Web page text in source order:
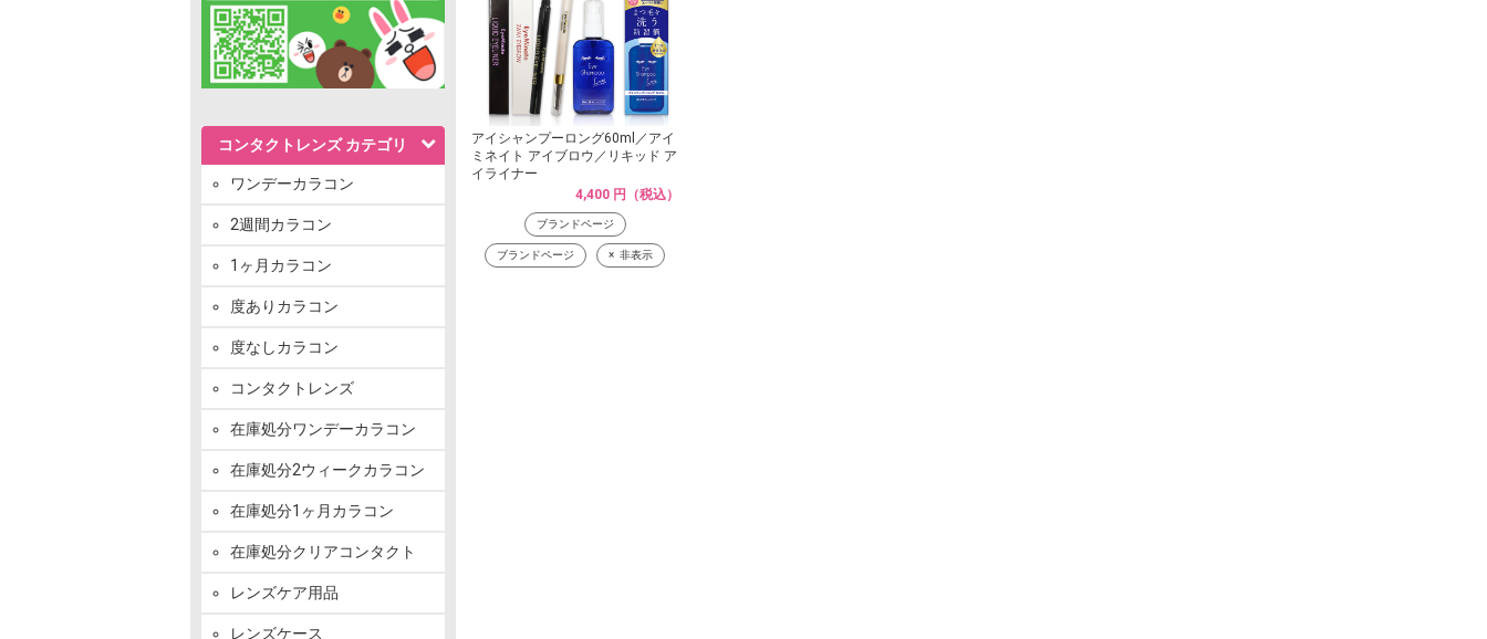
コンタクトレンズ カテゴリ
ワンデーカラコン
2週間カラコン
1ヶ月カラコン
度ありカラコン
度なしカラコン
コンタクトレンズ
在庫処分ワンデーカラコン
在庫処分2ウィークカラコン
在庫処分1ヶ月カラコン
在庫処分クリアコンタクト
レンズケア用品
レンズケース
アイシャンプーロング60ml／アイ
ミネイト アイブロウ／リキッド ア
イライナー
4,400 円（税込）
ブランドページ
ブランドページ 非表示